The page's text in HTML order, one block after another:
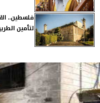
فلسطين..
لتأمين